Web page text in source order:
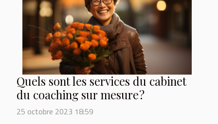
Quels sont les services du cabinet
du coaching sur mesure ?
25 octobre 2023 18:59